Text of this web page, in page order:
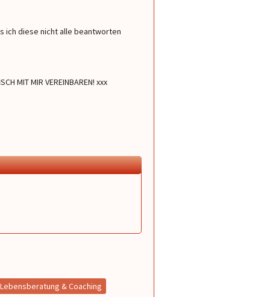
ich diese nicht alle beantworten
MIT MIR VEREINBAREN! xxx
Lebensberatung & Coaching